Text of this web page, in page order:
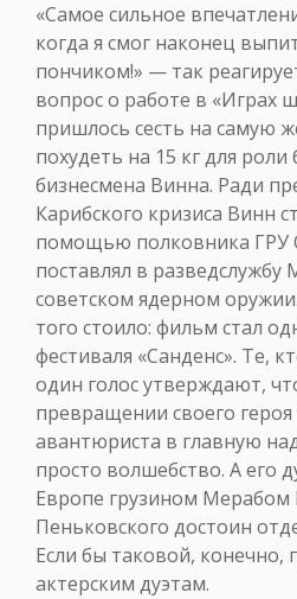
«Самое сильное
когда я смог наконец
пончиком!» — так
вопрос о работе в «Играх
пришлось сесть на самую
похудеть на 15 кг для роли
бизнесмена Винна. Ради
Карибского кризиса Винн
помощью полковника ГРУ
поставлял в разведслужбу
советском ядерном
того стоило: фильм стал
фестиваля «Санденс». Те,
один голос утверждают,
превращении своего героя
авантюриста в главную
просто волшебство. А его
Европе грузином Мерабом
Пеньковского достоин
Если бы таковой, конечно,
актерским дуэтам.